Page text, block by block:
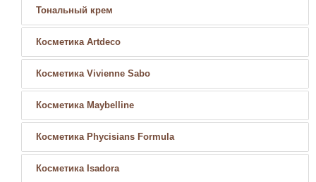
Тональный крем
Косметика Artdeco
Косметика Vivienne Sabo
Косметика Maybelline
Косметика Phycisians Formula
Косметика Isadora